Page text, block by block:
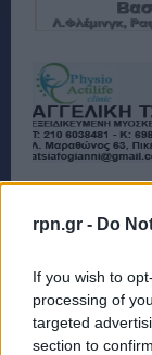
rpn.gr - Do
If you wish to
processing of
targeted
section to